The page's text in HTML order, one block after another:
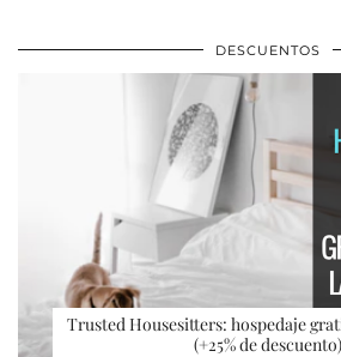
DESCUENTOS
Trusted Housesitters: hospedaje
(+25% de descuento)